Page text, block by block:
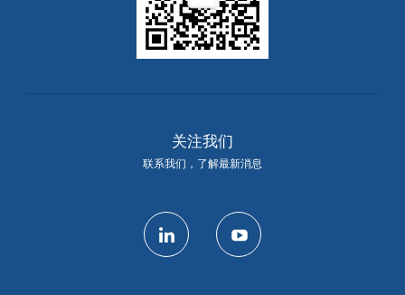
关注我们
联系我们，了解最新消息